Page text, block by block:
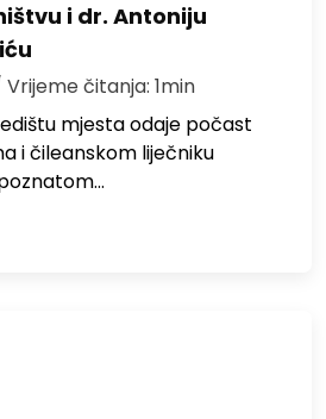
i dr. Antoniju
Vrijeme čitanja: 1min
mjesta odaje počast
i čileanskom liječniku